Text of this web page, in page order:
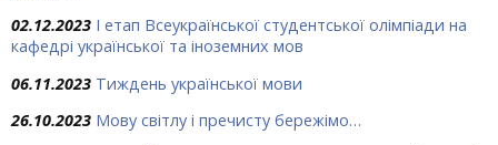
02.12.2023 І етап Всеукраїнської студентської олімпіади на
кафедрі української та іноземних мов
06.11.2023 Тиждень української мови
26.10.2023 Мову світлу і пречисту бережімо…